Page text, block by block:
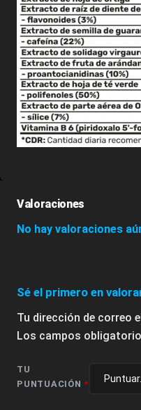
Valoraciones
No hay valoraciones
Sé el primero en
Tu dirección de correo
Los campos
TU
PUNTUACIÓN*